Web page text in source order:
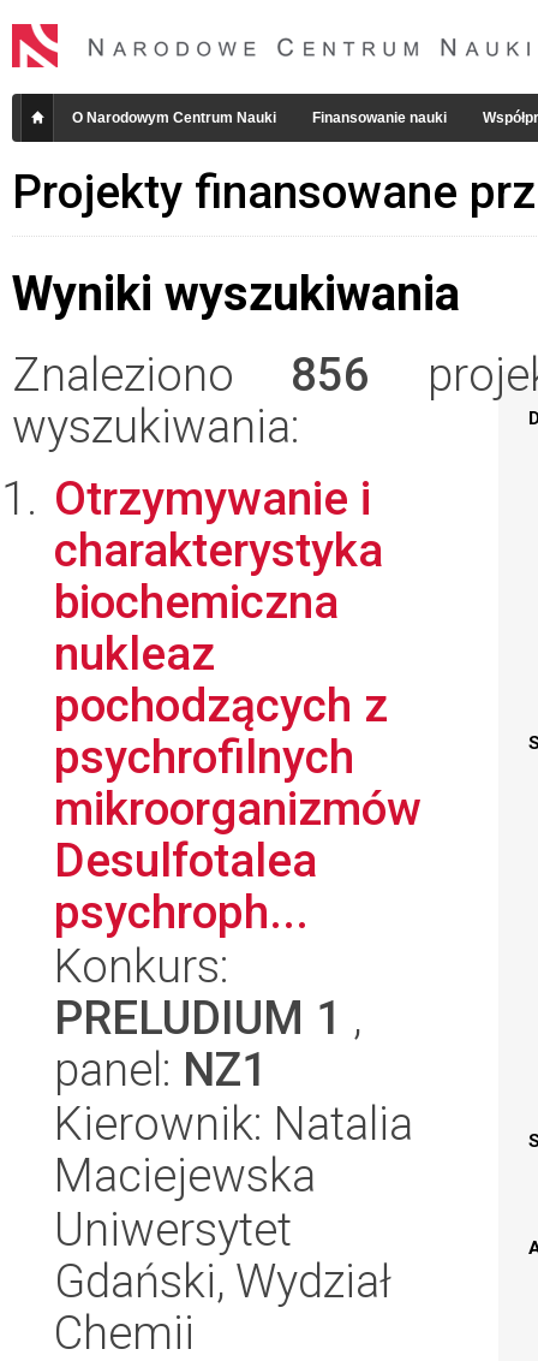
O Narodowym Centrum Nauki Finansowanie nauki
Projekty finansowane
Wyniki wyszukiwania
Znaleziono 856
wyszukiwania:
Otrzymywanie i
charakterystyka
biochemiczna
nukleaz
pochodzących z
psychrofilnych
mikroorganizmów
Desulfotalea
psychroph...
Konkurs:
PRELUDIUM 1 ,
panel: NZ1
Kierownik: Natalia
Maciejewska
Uniwersytet
Gdański, Wydział
Chemii